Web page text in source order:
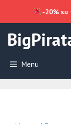
contenuto
Menu
-20%